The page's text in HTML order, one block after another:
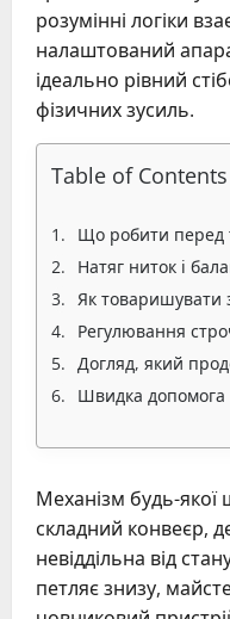
розумінні логіки
налаштований
ідеально рівний
фізичних зусиль.
Table of Contents
Що робити перед
Натяг ниток і
Як товаришувати
Регулювання
Догляд, який
Швидка допомога
Механізм будь-
складний конвеєр,
невіддільна від
петляє знизу,